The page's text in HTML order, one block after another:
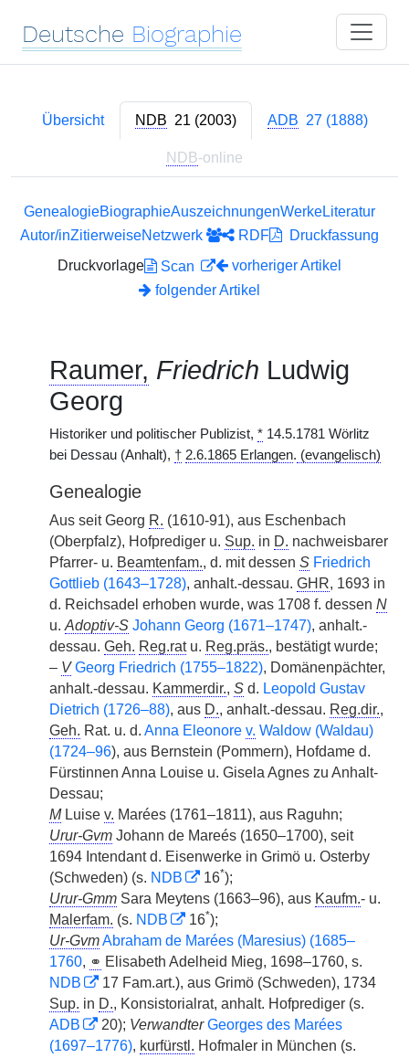
Deutsche Biographie
Übersicht NDB 21 (2003) ADB 27 (1888)
NDB-online
GenealogieBiographieAuszeichnungenWerkeLiteratur
Autor/inZitierweiseNetzwerk RDF
Druckfassung
Druckvorlage
Scan
vorheriger Artikel
folgender Artikel
Raumer, Friedrich Ludwig
Georg
Historiker und politischer Publizist, * 14.5.1781 Wörlitz
bei Dessau (Anhalt), † 2.6.1865 Erlangen. (evangelisch)
Genealogie
Aus seit Georg R. (1610-91), aus Eschenbach
(Oberpfalz), Hofprediger u. Sup. in D. nachweisbarer
Pfarrer- u. Beamtenfam., d. mit dessen S Friedrich
Gottlieb (1643–1728), anhalt.-dessau. GHR, 1693 in
d. Reichsadel erhoben wurde, was 1708 f. dessen N
u. Adoptiv-S Johann Georg (1671–1747), anhalt.-
dessau. Geh. Reg.ratu. Reg.präs., bestätigt wurde;
– V Georg Friedrich (1755–1822), Domänenpächter,
anhalt.-dessau. Kammerdir., S d. Leopold Gustav
Dietrich (1726–88), aus D., anhalt.-dessau. Reg.dir.,
Geh. Rat. u. d. Anna Eleonore v. Waldow (Waldau)
(1724–96), aus Bernstein (Pommern), Hofdame d.
Fürstinnen Anna Louise u. Gisela Agnes zu Anhalt-
Dessau;
MLuise v. Marées (1761–1811), aus Raguhn;
Urur-Gvm Johann de Mareés (1650–1700), seit
1694 Intendant d. Eisenwerke in Grimö u. Osterby
(Schweden) (s. NDB 16*);
Urur-Gmm Sara Meytens (1663–96), aus Kaufm.- u.
Malerfam. (s. NDB 16*);
Ur-GvmAbraham de Marées (Maresius) (1685–
1760, ⚭ Elisabeth Adelheid Mieg, 1698–1760, s.
NDB
17 Fam.art.), aus Grimö (Schweden), 1734
Sup. in D., Konsistorialrat, anhalt. Hofprediger (s.
ADB
20); Verwandter Georges des Marées
(1697–1776), kurfürstl. Hofmaler in München (s.